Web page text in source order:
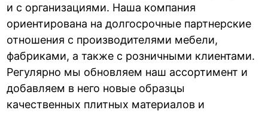
и с организациями. Наша компания
ориентирована на долгосрочные партнерские
отношения с производителями мебели,
фабриками, а также с розничными клиентами.
Регулярно мы обновляем наш ассортимент и
добавляем в него новые образцы
качественных плитных материалов и